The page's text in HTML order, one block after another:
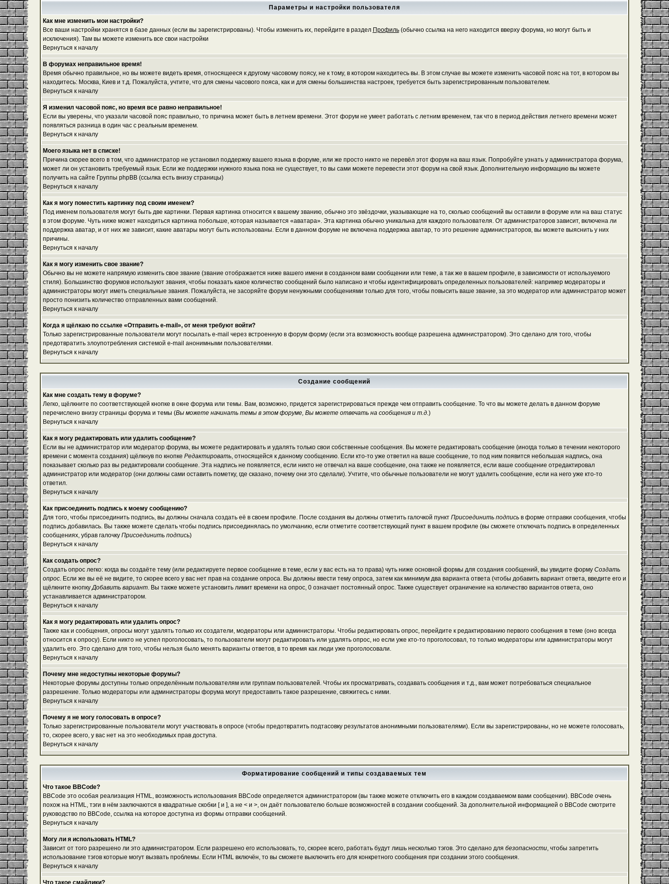
Параметры и настройки пользователя
Как мне изменить мои настройки?
Все ваши настройки хранятся в базе данных (если вы зарегистрированы). Чтобы изменить их, перейдите в раздел Профиль(обычно ссылка на него находится вверху форума, но могут быть и
исключения). Там вы можете изменить все свои настройки
Вернуться к началу
В форумах неправильное время!
Время обычно правильное, но вы можете видеть время, относящееся к другому часовому поясу, не к тому, в котором находитесь вы. В этом случае вы можете изменить часовой пояс на тот, в котором вы
находитесь: Москва, Киев и т.д. Пожалуйста, учтите, что для смены часового пояса, как и для смены большинства настроек, требуется быть зарегистрированным пользователем.
Вернуться к началу
Я изменил часовой пояс, но время все равно неправильное!
Если вы уверены, что указали часовой пояс правильно, то причина может быть в летнем времени. Этот форум не умеет работать с летним временем, так что в период действия летнего времени может
появляться разница в один час с реальным временем.
Вернуться к началу
Моего языка нет в списке!
Причина скорее всего в том, что администратор не установил поддержку вашего языка в форуме, или же просто никто не перевёл этот форум на ваш язык. Попробуйте узнать у администратора форума,
может ли он установить требуемый язык. Если же поддержки нужного языка пока не существует, то вы сами можете перевести этот форум на свой язык. Дополнительную информацию вы можете
получить на сайте Группы phpBB (ссылка есть внизу страницы)
Вернуться к началу
Как я могу поместить картинку под своим именем?
Под именем пользователя могут быть две картинки. Первая картинка относится к вашему званию, обычно это звёздочки, указывающие на то, сколько сообщений вы оставили в форуме или на ваш статус
в этом форуме. Чуть ниже может находиться картинка побольше, которая называется «аватара». Эта картинка обычно уникальна для каждого пользователя. От администраторов зависит, включена ли
поддержка аватар, и от них же зависит, какие аватары могут быть использованы. Если в данном форуме не включена поддержка аватар, то это решение администраторов, вы можете выяснить у них
причины.
Вернуться к началу
Как я могу изменить свое звание?
Обычно вы не можете напрямую изменить свое звание (звание отображается ниже вашего имени в созданном вами сообщении или теме, а так же в вашем профиле, в зависимости от используемого
стиля). Большинство форумов используют звания, чтобы показать какое количество сообщений было написано и чтобы идентифицировать определенных пользователей: например модераторы и
администраторы могут иметь специальные звания. Пожалуйста, не засоряйте форум ненужными сообщениями только для того, чтобы повысить ваше звание, за это модератор или администратор может
просто понизить количество отправленных вами сообщений.
Вернуться к началу
Когда я щёлкаю по ссылке «Отправить e-mail», от меня требуют войти?
Только зарегистрированные пользователи могут посылать e-mail через встроенную в форум форму (если эта возможность вообще разрешена администратором). Это сделано для того, чтобы
предотвратить злоупотребления системой e-mail анонимными пользователями.
Вернуться к началу
Создание сообщений
Как мне создать тему в форуме?
Легко, щёлкните по соответствующей кнопке в окне форума или темы. Вам, возможно, придется зарегистрироваться прежде чем отправить сообщение. То что вы можете делать в данном форуме
перечислено внизу страницы форума и темы (Вы можете начинать темы в этом форуме, Вы можете отвечать на сообщения и т.д.)
Вернуться к началу
Как я могу редактировать или удалить сообщение?
Если вы не администратор или модератор форума, вы можете редактировать и удалять только свои собственные сообщения. Вы можете редактировать сообщение (иногда только в течении некоторого
времени с момента создания) щёлкнув по кнопке Редактировать, относящейся к данному сообщению. Если кто-то уже ответил на ваше сообщение, то под ним появится небольшая надпись, она
показывает сколько раз вы редактировали сообщение. Эта надпись не появляется, если никто не отвечал на ваше сообщение, она также не появляется, если ваше сообщение отредактировал
администратор или модератор (они должны сами оставить пометку, где сказано, почему они это сделали). Учтите, что обычные пользователи не могут удалить сообщение, если на него уже кто-то
ответил.
Вернуться к началу
Как присоединить подпись к моему сообщению?
Для того, чтобы присоединить подпись, вы должны сначала создать её в своем профиле. После создания вы должны отметить галочкой пункт Присоединить подписьв форме отправки сообщения, чтобы
подпись добавилась. Вы также можете сделать чтобы подпись присоединялась по умолчанию, если отметите соответствующий пункт в вашем профиле (вы сможете отключать подпись в определенных
сообщениях, убрав галочку Присоединить подпись)
Вернуться к началу
Как создать опрос?
Создать опрос легко: когда вы создаёте тему (или редактируете первое сообщение в теме, если у вас есть на то права) чуть ниже основной формы для создания сообщений, вы увидите форму Создать
опрос. Если же вы её не видите, то скорее всего у вас нет прав на создание опроса. Вы должны ввести тему опроса, затем как минимум два варианта ответа (чтобы добавить вариант ответа, введите его и
щёлкните кнопкуДобавить вариант. Вы также можете установить лимит времени на опрос, 0 означает постоянный опрос. Также существует ограничение на количество вариантов ответа, оно
устанавливается администратором.
Вернуться к началу
Как я могу редактировать или удалить опрос?
Также как и сообщения, опросы могут удалять только их создатели, модераторы или администраторы. Чтобы редактировать опрос, перейдите к редактированию первого сообщения в теме (оно всегда
относится к опросу). Если никто не успел проголосовать, то пользователи могут редактировать или удалять опрос, но если уже кто-то проголосовал, то только модераторы или администраторы могут
удалить его. Это сделано для того, чтобы нельзя было менять варианты ответов, в то время как люди уже проголосовали.
Вернуться к началу
Почему мне недоступны некоторые форумы?
Некоторые форумы доступны только определённым пользователям или группам пользователей. Чтобы их просматривать, создавать сообщения и т.д., вам может потребоваться специальное
разрешение. Только модераторы или администраторы форума могут предоставить такое разрешение, свяжитесь с ними.
Вернуться к началу
Почему я не могу голосовать в опросе?
Только зарегистрированные пользователи могут участвовать в опросе (чтобы предотвратить подтасовку результатов анонимными пользователями). Если вы зарегистрированы, но не можете голосовать,
то, скорее всего, у вас нет на это необходимых прав доступа.
Вернуться к началу
Форматирование сообщений и типы создаваемых тем
Что такое BBCode?
BBCode это особая реализация HTML, возможность использования BBCode определяется администратором (вы также можете отключить его в каждом создаваемом вами сообщении). BBCode очень
похож на HTML, тэги в нём заключаются в квадратные скобки [ и ], а не < и >, он даёт пользователю больше возможностей в создании сообщений. За дополнительной информацией о BBCode смотрите
руководство по BBCode, ссылка на которое доступна из формы отправки сообщений.
Вернуться к началу
Могу ли я использовать HTML?
Зависит от того разрешено ли это администратором. Если разрешено его использовать, то, скорее всего, работать будут лишь несколько тэгов. Это сделано для безопасности, чтобы запретить
использование тэгов которые могут вызвать проблемы. Если HTML включён, то вы сможете выключить его для конкретного сообщения при создании этого сообщения.
Вернуться к началу
Что такое смайлики?